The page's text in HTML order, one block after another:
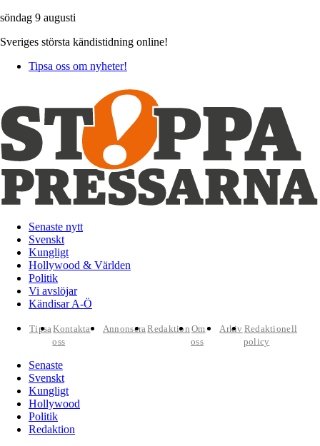
söndag 9 augusti
Sveriges största kändistidning online!
Tipsa oss om nyheter!
Senaste nytt
Svenskt
Kungligt
Hollywood & Världen
Politik
Vi avslöjar
Kändisar A-Ö
TipsaKontakta
oss
AnnonseraRedaktion Om
oss
Arkiv Redaktionell
policy
Senaste
Svenskt
Kungligt
Hollywood
Politik
Redaktion